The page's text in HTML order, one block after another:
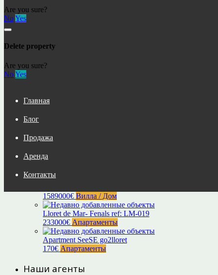
Are you sure?
NoYes
Delete property
Are you sure?
NoYes
Главная
Блог
Продажа
Аренда
Контакты
Haruco
233000€
Недавно добавленные объекты
Luxury Villa for Sale in Lloret de Mar — Costa Brava -
1589000€ Вилла / Дом
Lloret de Mar- Fenals ref: LM-019
233000€ Апартаменты
Apartment SeeSE go2lloret
170€ Апартаменты
Наши агенты